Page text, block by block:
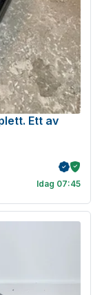
Ett av
Idag 07:45